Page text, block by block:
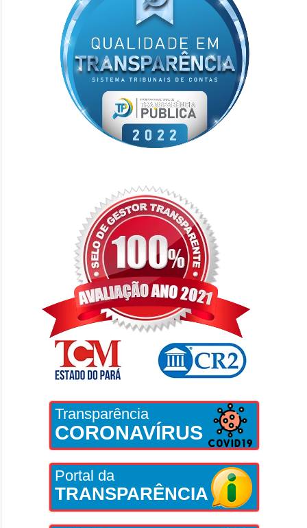
Transparência
CORONAVÍRUS
Portal da
TRANSPARÊNCIA